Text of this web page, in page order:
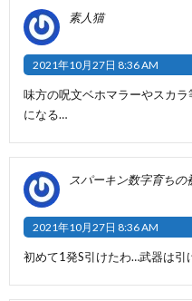
素人猫
2021年10月27日 8:36 AM
味方の呪文ベホマラーやスカ
になる…
スパーキン数字育ちの
2021年10月27日 8:36 AM
初めて1発S引けたわ…武器は引